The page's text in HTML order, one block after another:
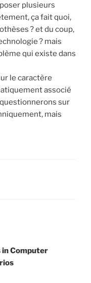
plusieurs
ça fait quoi,
? et du coup,
? mais
qui existe dans
le caractère
associé
sur
mais
Computer